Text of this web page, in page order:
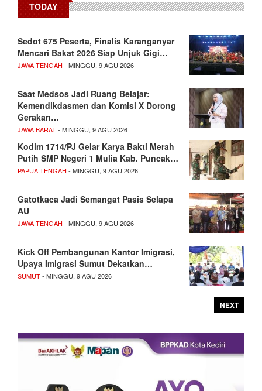
TODAY
Sedot 675 Peserta, Finalis Karanganyar
Mencari Bakat 2026 Siap Unjuk Gigi…
JAWA TENGAH - MINGGU, 9 AGU 2026
Saat Medsos Jadi Ruang Belajar:
Kemendikdasmen dan Komisi X Dorong
Gerakan…
JAWA BARAT- MINGGU, 9 AGU 2026
Kodim 1714/PJ Gelar Karya Bakti Merah
Putih SMP Negeri 1 Mulia Kab. Puncak…
PAPUA TENGAH - MINGGU, 9 AGU 2026
Gatotkaca Jadi Semangat Pasis Selapa
AU
JAWA TENGAH - MINGGU, 9 AGU 2026
Kick Off Pembangunan Kantor Imigrasi,
Upaya Imigrasi Sumut Dekatkan…
SUMUT- MINGGU, 9 AGU 2026
NEXT